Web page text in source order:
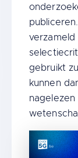
gebruikt
kunnen